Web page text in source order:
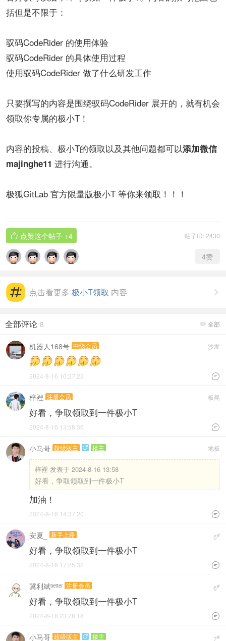
括但是不限于：
驭码CodeRider 的使用体验
驭码CodeRider 的具体使用过程
使用驭码CodeRider 做了什么研发工作
只要撰写的内容是围绕驭码CodeRider 展开的，就有机会
领取你专属的极小T！
内容的投稿、极小T的领取以及其他问题都可以添加微信
majinghe11 进行沟通。
极狐GitLab 官方限量版极小T 等你来领取！！！
帖子ID: 2430
 点赞这个帖子 +4
4赞

点击看更多 极小T领取 内容
 全部
全部评论 8
沙发
机器人168号 中级会员

2024-8-16 10:27:23
板凳
梓裡 注册会员
好看，争取领取到一件极小T

2024-8-16 13:58:36
地板
小马哥 超级版主  楼主
梓裡 发表于 2024-8-16 13:58
好看，争取领取到一件极小T
加油！

2024-8-16 14:37:20
5#
安夏_ 新手上路
好看，争取领取到一件极小T

2024-8-16 17:25:32
6#
冀利斌ᵇᵉᵗᵗᵉʳ 注册会员
好看，争取领取到一件极小T

2024-8-18 23:28:18
7#
小马哥 超级版主  楼主